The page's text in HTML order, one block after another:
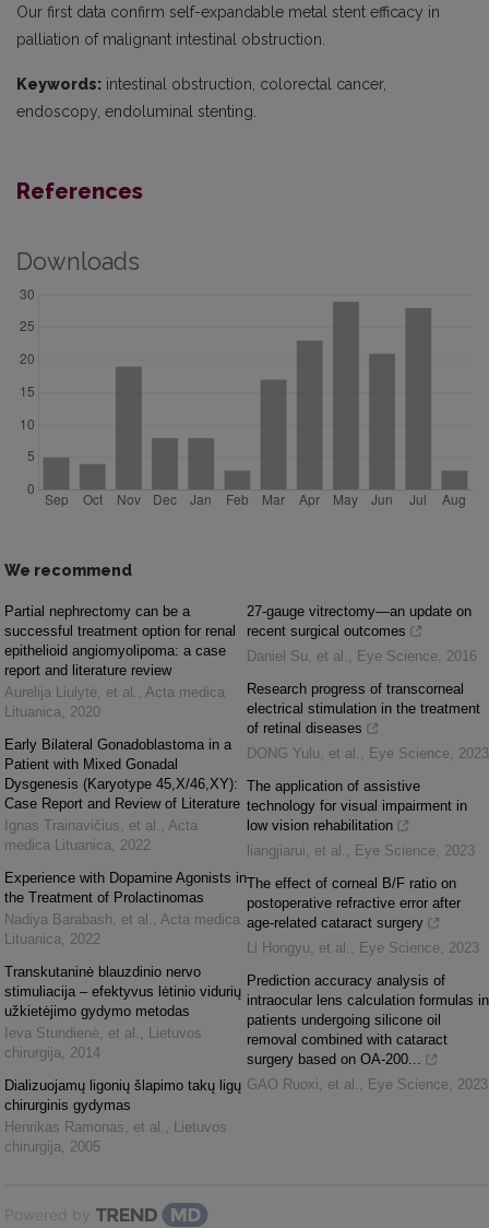
Our first data confirm self-expandable metal stent efficacy in
palliation of malignant intestinal obstruction.
Keywords: intestinal obstruction, colorectal cancer,
endoscopy, endoluminal stenting.
References
Downloads
We recommend
Partial nephrectomy can be a
successful treatment option for renal
epithelioid angiomyolipoma: a case
report and literature review
Aurelija Liulytė, et al. , Acta medica
Lituanica, 2020
Early Bilateral Gonadoblastoma in a
Patient with Mixed Gonadal
Dysgenesis (Karyotype 45,X/46,XY):
Case Report and Review of Literature
Ignas Trainavičius, et al. , Acta
medica Lituanica, 2022
Experience with Dopamine Agonists in
the Treatment of Prolactinomas
Nadiya Barabash, et al. , Acta medica
Lituanica, 2022
Transkutaninė blauzdinio nervo
stimuliacija – efektyvus lėtinio vidurių
užkietėjimo gydymo metodas
Ieva Stundienė, et al. , Lietuvos
chirurgija, 2014
Dializuojamų ligonių šlapimo takų ligų
chirurginis gydymas
Henrikas Ramonas, et al. , Lietuvos
chirurgija, 2005
27-gauge vitrectomy—an update on
recent surgical outcomes
Daniel Su, et al. , Eye Science, 2016
Research progress of transcorneal
electrical stimulation in the treatment
of retinal diseases
DONG Yulu, et al. , Eye Science, 2023
The application of assistive
technology for visual impairment in
low vision rehabilitation
liangjiarui, et al. , Eye Science, 2023
The effect of corneal B/F ratio on
postoperative refractive error after
age-related cataract surgery
Li Hongyu, et al. , Eye Science, 2023
Prediction accuracy analysis of
intraocular lens calculation formulas in
patients undergoing silicone oil
removal combined with cataract
surgery based on OA-200...
GAO Ruoxi, et al. , Eye Science, 2023
Powered by